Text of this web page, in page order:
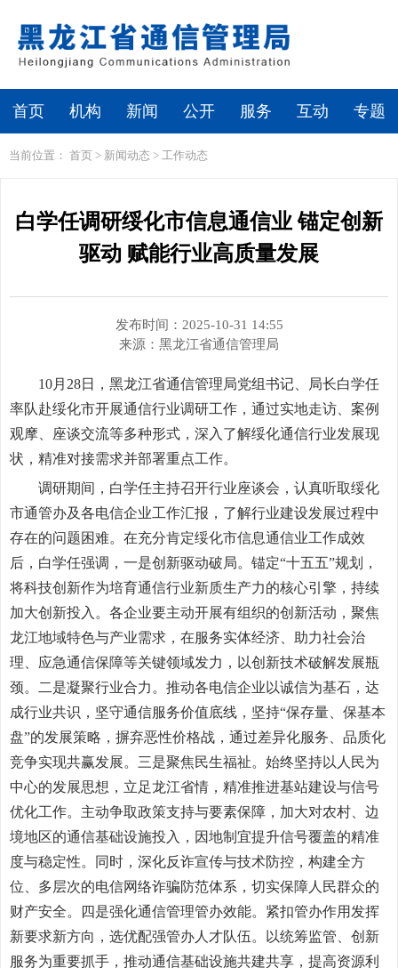
首页 机构 新闻 公开 服务 互动 专题
当前位置： 首页 > 新闻动态 > 工作动态
白学任调研绥化市信息通信业 锚定创新
驱动 赋能行业高质量发展
发布时间：2025-10-31 14:55
来源： 黑龙江省通信管理局
10月28日，黑龙江省通信管理局党组书记、局长白学任
率队赴绥化市开展通信行业调研工作，通过实地走访、案例
观摩、座谈交流等多种形式，深入了解绥化通信行业发展现
状，精准对接需求并部署重点工作。
调研期间，白学任主持召开行业座谈会，认真听取绥化
市通管办及各电信企业工作汇报，了解行业建设发展过程中
存在的问题困难。在充分肯定绥化市信息通信业工作成效
后，白学任强调，一是创新驱动破局。锚定“十五五”规划，
将科技创新作为培育通信行业新质生产力的核心引擎，持续
加大创新投入。各企业要主动开展有组织的创新活动，聚焦
龙江地域特色与产业需求，在服务实体经济、助力社会治
理、应急通信保障等关键领域发力，以创新技术破解发展瓶
颈。二是凝聚行业合力。推动各电信企业以诚信为基石，达
成行业共识，坚守通信服务价值底线，坚持“保存量、保基本
盘”的发展策略，摒弃恶性价格战，通过差异化服务、品质化
竞争实现共赢发展。三是聚焦民生福祉。始终坚持以人民为
中心的发展思想，立足龙江省情，精准推进基站建设与信号
优化工作。主动争取政策支持与要素保障，加大对农村、边
境地区的通信基础设施投入，因地制宜提升信号覆盖的精准
度与稳定性。同时，深化反诈宣传与技术防控，构建全方
位、多层次的电信网络诈骗防范体系，切实保障人民群众的
财产安全。四是强化通信管理管办效能。紧扣管办作用发挥
新要求新方向，选优配强管办人才队伍。以统筹监管、创新
服务为重要抓手，推动通信基础设施共建共享，提高资源利